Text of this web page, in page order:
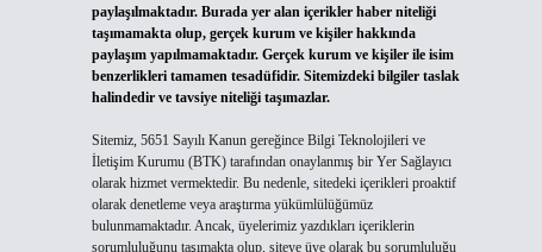
paylaşılmaktadır. Burada yer alan içerikler haber niteliği
taşımamakta olup, gerçek kurum ve kişiler hakkında
paylaşım yapılmamaktadır. Gerçek kurum ve kişiler ile isim
benzerlikleri tamamen tesadüfidir. Sitemizdeki bilgiler taslak
halindedir ve tavsiye niteliği taşımazlar.
Sitemiz, 5651 Sayılı Kanun gereğince Bilgi Teknolojileri ve
İletişim Kurumu (BTK) tarafından onaylanmış bir Yer Sağlayıcı
olarak hizmet vermektedir. Bu nedenle, sitedeki içerikleri proaktif
olarak denetleme veya araştırma yükümlülüğümüz
bulunmamaktadır. Ancak, üyelerimiz yazdıkları içeriklerin
sorumluluğunu taşımakta olup, siteye üye olarak bu sorumluluğu